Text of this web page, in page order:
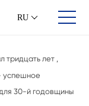
RU
тридцать лет ,
успешное
30-й годовщины